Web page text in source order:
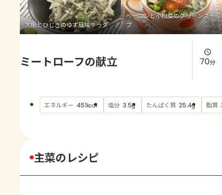
よくあるお問い合わせ
お買い物
AJINOMOTO PARK とは
大根とひじきのゆず風味サラダ
ベーコンと小松菜のグリーンスー
プ
ミートローフの献立 70分
エネルギー 451kcal 塩分 3.5g たんぱく質 25.4g 脂質
主菜のレシピ